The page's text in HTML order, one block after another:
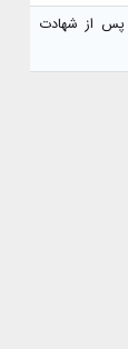
پس از شهادت